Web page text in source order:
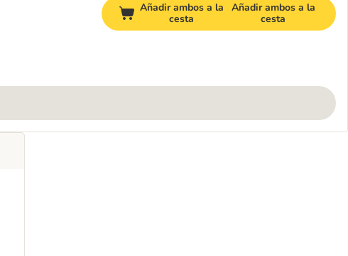
Añadir ambos a la
cesta
Añadir ambos a la
cesta